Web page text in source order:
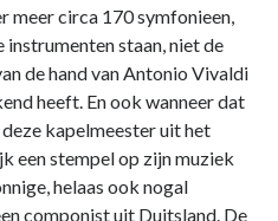
meer circa 170 symfonieen,
instrumenten staan, niet de
de hand van Antonio Vivaldi
heeft. En ook wanneer dat
kapelmeester uit het
een stempel op zijn muziek
helaas ook nogal
componist uit Duitsland. De